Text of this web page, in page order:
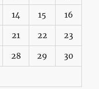
14 15 16
21 22 23
28 29 30